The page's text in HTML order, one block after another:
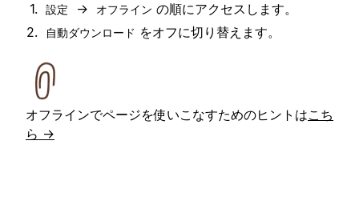
設定 → オフライン の順にアクセスします。
自動ダウンロード をオフに切り替えます。
オフラインでページを使いこなすためのヒントはこち
ら →